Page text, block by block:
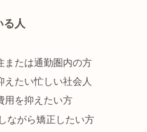
る人
または通勤圏内の方
えたい忙しい社会人
用を抑えたい方
ながら矯正したい方